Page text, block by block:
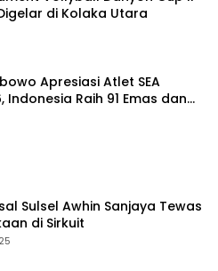
di Kolaka Utara
Apresiasi Atlet SEA
Indonesia Raih 91 Emas dan
Besar
Sulsel Awhin Sanjaya Tewas
di Sirkuit